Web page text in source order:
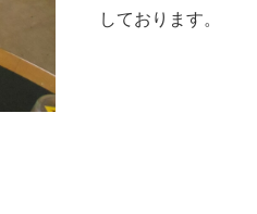
しております。